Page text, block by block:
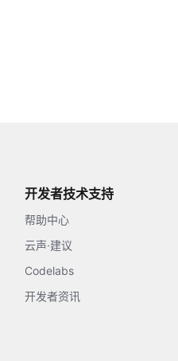
开发者技术支持
帮助中心
云声·建议
Codelabs
开发者资讯